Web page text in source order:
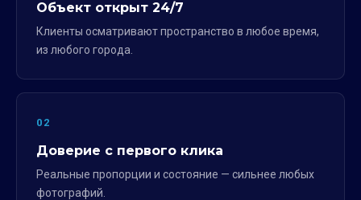
Объект открыт 24/7
Клиенты осматривают пространство в любое время,
из любого города.
02
Доверие с первого клика
Реальные пропорции и состояние — сильнее любых
фотографий.